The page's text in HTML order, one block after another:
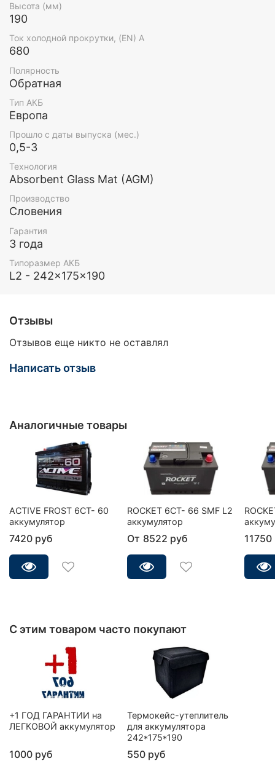
Высота (мм)
190
Ток холодной прокрутки, (EN) А
680
Полярность
Обратная
Тип АКБ
Европа
Прошло с даты выпуска (мес.)
0,5-3
Технология
Absorbent Glass Mat (AGM)
Производство
Словения
Гарантия
3 года
Типоразмер АКБ
L2 - 242x175x190
Отзывы
Отзывов еще никто не оставлял
Написать отзыв
Аналогичные товары
ACTIVE FROST 6СТ- 60
аккумулятор
7420 руб
ROCKET 6CT- 66 SMF L2
аккумулятор
От 8522 руб
С этим товаром часто покупают
+1 ГОД ГАРАНТИИ на
ЛЕГКОВОЙ аккумулятор
1000 руб
Термокейс-утеплитель
для аккумулятора
242*175*190
550 руб